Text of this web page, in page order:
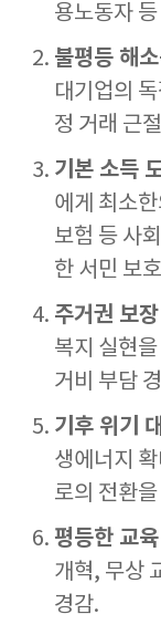
용노동자
불평등 해
대기업의
정 거래 근
기본 소득
에게 최소
보험 등 사
한 서민 보
주거권 보
복지 실현
거비 부담
기후 위기
생에너지
로의 전환
평등한 교
개혁, 무상
경감.